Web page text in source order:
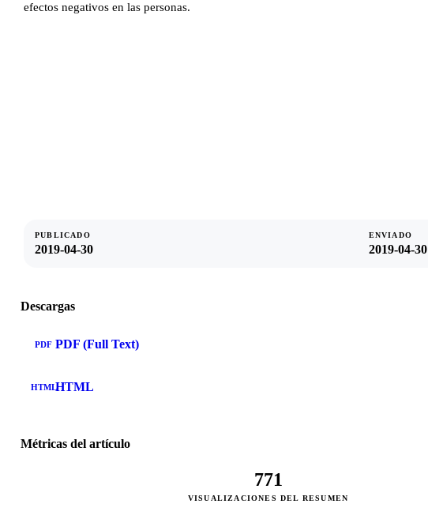
efectos negativos en las personas.
PUBLICADO
2019-04-30
ENVIADO
2019-04-30
Descargas
PDF PDF (Full Text)
HTMLHTML
Métricas del artículo
771
VISUALIZACIONES DEL RESUMEN